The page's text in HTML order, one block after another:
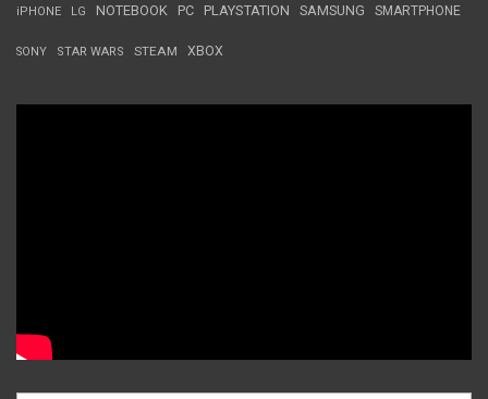
iPHONE LG NOTEBOOK PC PLAYSTATION SAMSUNG SMARTPHONE
SONY STAR WARS STEAM XBOX